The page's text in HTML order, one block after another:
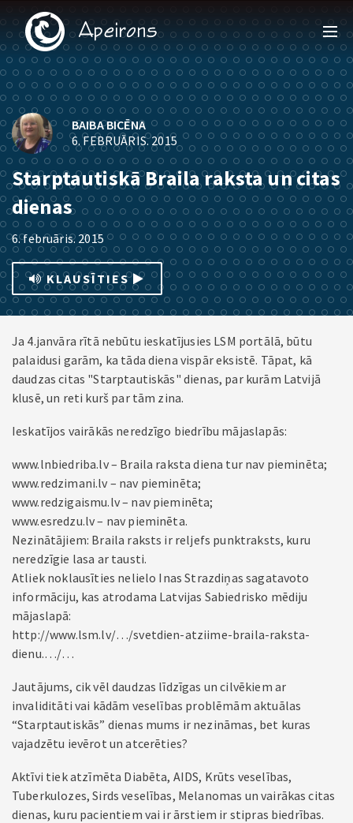
BAIBA BICĒNA
6. FEBRUĀRIS. 2015
Starptautiskā Braila raksta un citas
dienas
6. februāris. 2015
KLAUSĪTIES
Ja 4.janvāra rītā nebūtu ieskatījusies LSM portālā, būtu
palaidusi garām, ka tāda diena vispār eksistē. Tāpat, kā
daudzas citas "Starptautiskās" dienas, par kurām Latvijā
klusē, un reti kurš par tām zina.
Ieskatījos vairākās neredzīgo biedrību mājaslapās:
www.lnbiedriba.lv – Braila raksta diena tur nav pieminēta;
www.redzimani.lv – nav pieminēta;
www.redzigaismu.lv – nav pieminēta;
www.esredzu.lv – nav pieminēta.
Nezinātājiem: Braila raksts ir reljefs punktraksts, kuru
neredzīgie lasa ar tausti.
Atliek noklausīties nelielo Inas Strazdiņas sagatavoto
informāciju, kas atrodama Latvijas Sabiedrisko mēdiju
mājaslapā:
http://www.lsm.lv/…/svetdien-atziime-braila-raksta-
dienu.…/…
Jautājums, cik vēl daudzas līdzīgas un cilvēkiem ar
invaliditāti vai kādām veselības problēmām aktuālas
“Starptautiskās” dienas mums ir nezināmas, bet kuras
vajadzētu ievērot un atcerēties?
Aktīvi tiek atzīmēta Diabēta, AIDS, Krūts veselības,
Tuberkulozes, Sirds veselības, Melanomas un vairākas citas
dienas, kuru pacientiem vai ir ārstiem ir stipras biedrības.